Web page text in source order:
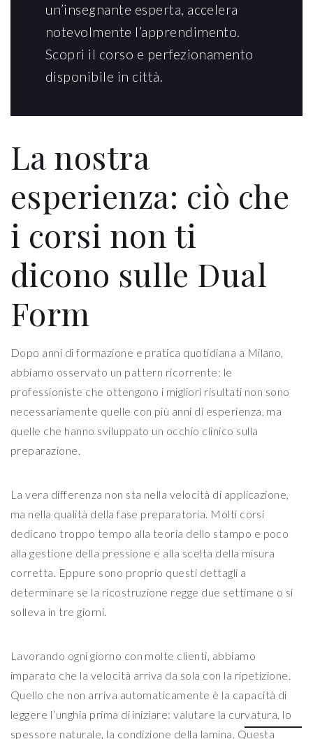
un’insegnante esperta, accelera
notevolmente l’apprendimento.
Scopri il corso e perfezionamento
disponibile in città.
La nostra
esperienza: ciò che
i corsi non ti
dicono sulle Dual
Form
Dopo anni di formazione e pratica quotidiana a Milano,
abbiamo osservato un pattern ricorrente: le
professioniste che ottengono i migliori risultati non sono
necessariamente quelle con più anni di esperienza, ma
quelle che hanno sviluppato un occhio clinico sulla
preparazione.
La vera differenza non sta nella velocità di applicazione,
ma nella qualità della fase preparatoria. Molti corsi
dedicano troppo tempo alla teoria dello stampo e poco
alla gestione della pressione e alla scelta della misura
corretta. Eppure sono proprio questi dettagli a
determinare se la ricostruzione regge due settimane o si
solleva in tre giorni.
Lavorando ogni giorno con molte clienti, abbiamo
imparato che la velocità arriva da sola con la ripetizione.
Quello che non arriva automaticamente è la capacità di
leggere l’unghia prima di iniziare: valutare la curvatura, lo
spessore naturale, la condizione della lamina. Questa